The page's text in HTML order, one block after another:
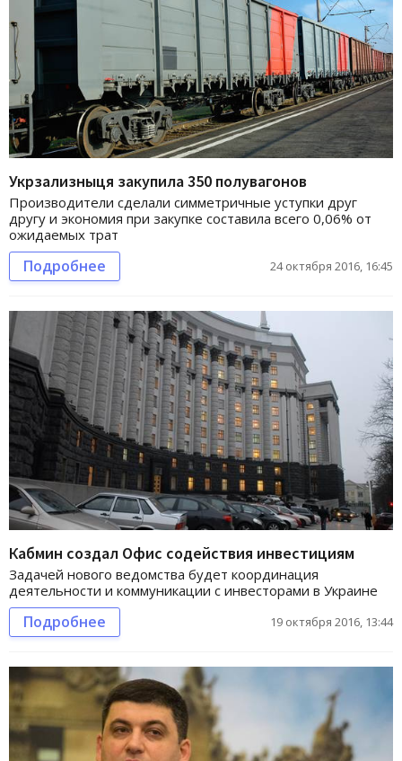
Укрзализныця закупила 350 полувагонов
Производители сделали симметричные уступки друг
другу и экономия при закупке составила всего 0,06% от
ожидаемых трат
Подробнее 24 октября 2016, 16:45
Кабмин создал Офис содействия инвестициям
Задачей нового ведомства будет координация
деятельности и коммуникации с инвесторами в Украине
Подробнее 19 октября 2016, 13:44